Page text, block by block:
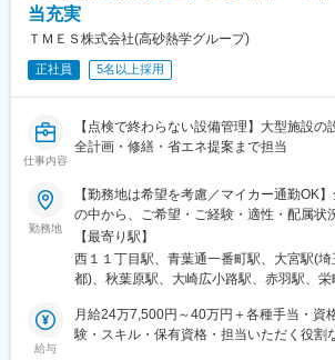
当充実
ＴＭＥＳ株式会社(高砂熱学グループ)
正社員 5名以上採用
仕事内容
【点検で終わらない設備管理】大型施設
全計画・修繕・省エネ提案まで担当
勤務地
【勤務地は希望を考慮／マイカー通勤OK
の中から、ご希望・ご経験・適性・配属状
す。応募時に、希望勤務地・希望エリアが
ださい。※マイカー通勤の可否は拠点によ
務・配属先により、直行直帰となる場合が
幌支店北海道■東北支店秋田県／岩手県／
県／群馬県／長野県／山梨県■横浜支店神
【最寄り駅】
西１１丁目駅、青葉通一番町駅、大宮駅(
都)、秋葉原駅、大崎広小路駅、赤羽駅、
駅、あおば通駅、三田駅(東京都)、末広町
赤羽岩淵駅、葭川公園駅、ささしまライブ
給与
月給24万7,500円～40万円＋各種手当・資
験・スキル・保有資格・担当いただく役割